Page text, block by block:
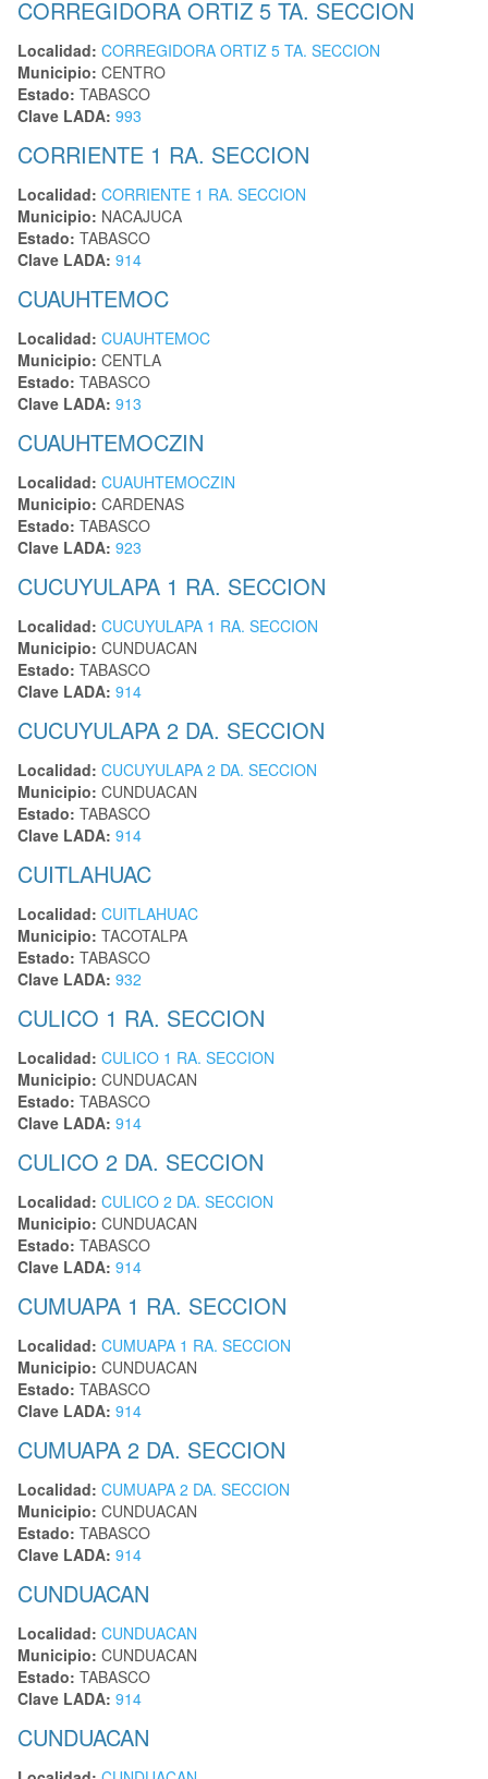
CORREGIDORA ORTIZ 5 TA. SECCION
Localidad: CORREGIDORA ORTIZ 5 TA. SECCION
Municipio: CENTRO
Estado: TABASCO
Clave LADA: 993
CORRIENTE 1 RA. SECCION
Localidad: CORRIENTE 1 RA. SECCION
Municipio: NACAJUCA
Estado: TABASCO
Clave LADA: 914
CUAUHTEMOC
Localidad: CUAUHTEMOC
Municipio: CENTLA
Estado: TABASCO
Clave LADA: 913
CUAUHTEMOCZIN
Localidad: CUAUHTEMOCZIN
Municipio: CARDENAS
Estado: TABASCO
Clave LADA: 923
CUCUYULAPA 1 RA. SECCION
Localidad: CUCUYULAPA 1 RA. SECCION
Municipio: CUNDUACAN
Estado: TABASCO
Clave LADA: 914
CUCUYULAPA 2 DA. SECCION
Localidad: CUCUYULAPA 2 DA. SECCION
Municipio: CUNDUACAN
Estado: TABASCO
Clave LADA: 914
CUITLAHUAC
Localidad: CUITLAHUAC
Municipio: TACOTALPA
Estado: TABASCO
Clave LADA: 932
CULICO 1 RA. SECCION
Localidad: CULICO 1 RA. SECCION
Municipio: CUNDUACAN
Estado: TABASCO
Clave LADA: 914
CULICO 2 DA. SECCION
Localidad: CULICO 2 DA. SECCION
Municipio: CUNDUACAN
Estado: TABASCO
Clave LADA: 914
CUMUAPA 1 RA. SECCION
Localidad: CUMUAPA 1 RA. SECCION
Municipio: CUNDUACAN
Estado: TABASCO
Clave LADA: 914
CUMUAPA 2 DA. SECCION
Localidad: CUMUAPA 2 DA. SECCION
Municipio: CUNDUACAN
Estado: TABASCO
Clave LADA: 914
CUNDUACAN
Localidad: CUNDUACAN
Municipio: CUNDUACAN
Estado: TABASCO
Clave LADA: 914
CUNDUACAN